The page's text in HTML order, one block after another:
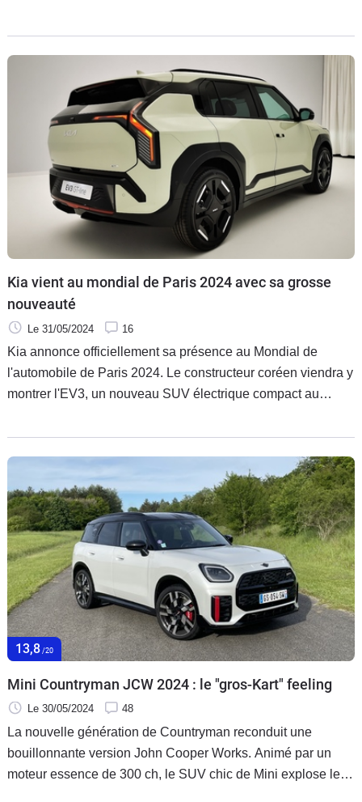
Kia vient au mondial de Paris 2024 avec sa grosse
nouveauté
Le 31/05/2024 16
Kia annonce officiellement sa présence au Mondial de
l'automobile de Paris 2024. Le constructeur coréen viendra y
montrer l'EV3, un nouveau SUV électrique compact au
13,8 /20
Mini Countryman JCW 2024 : le "gros-Kart" feeling
Le 30/05/2024 48
La nouvelle génération de Countryman reconduit une
bouillonnante version John Cooper Works. Animé par un
moteur essence de 300 ch, le SUV chic de Mini explose les